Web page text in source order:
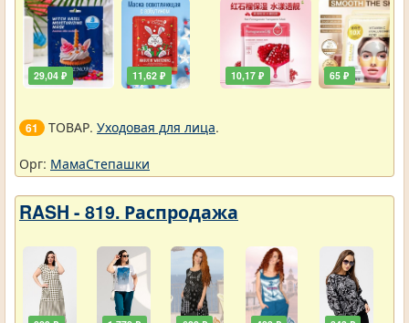
29,04 ₽ 11,62 ₽ 10,17 ₽ 65 ₽
61 ТОВАР. Уходовая для лица.
Орг: МамаСтепашки
RASH - 819. Распродажа